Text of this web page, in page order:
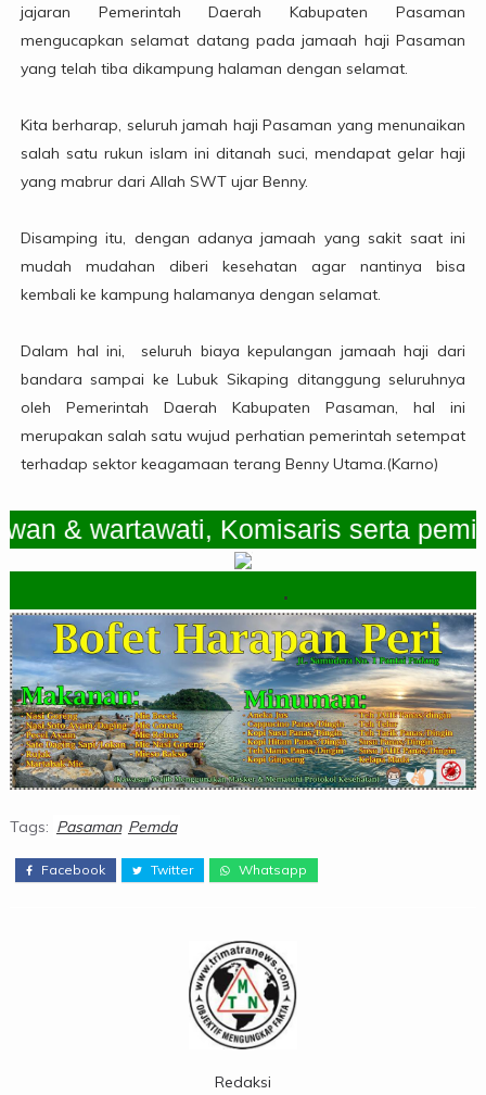
jajaran Pemerintah Daerah Kabupaten Pasaman
mengucapkan selamat datang pada jamaah haji Pasaman
yang telah tiba dikampung halaman dengan selamat.
Kita berharap, seluruh jamah haji Pasaman yang menunaikan
salah satu rukun islam ini ditanah suci, mendapat gelar haji
yang mabrur dari Allah SWT ujar Benny.
Disamping itu, dengan adanya jamaah yang sakit saat ini
mudah mudahan diberi kesehatan agar nantinya bisa
kembali ke kampung halamanya dengan selamat.
Dalam hal ini, seluruh biaya kepulangan jamaah haji dari
bandara sampai ke Lubuk Sikaping ditanggung seluruhnya
oleh Pemerintah Daerah Kabupaten Pasaman, hal ini
merupakan salah satu wujud perhatian pemerintah setempat
terhadap sektor keagamaan terang Benny Utama.(Karno)
& wartawati, Komisaris serta
Tags: Pasaman Pemda
Facebook Twitter Whatsapp
Redaksi